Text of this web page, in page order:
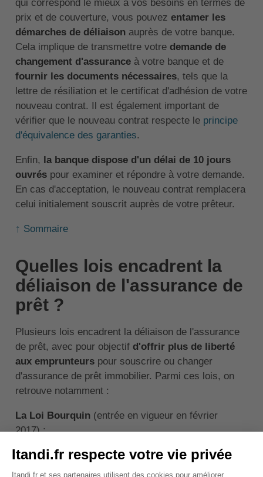
qui correspond le mieux à vos besoins en termes de
prix et de couverture, vous pouvez entamer les
démarches de déliaisonauprès de votre banque.
Cela implique de transmettre votre demande de
changement d'assuranceà votre banque et de
fournir les documents nécessaires, tels que la
lettre de résiliation et le certificat d'adhésion de votre
nouveau contrat. Il est également important de
vérifier que le nouveau contrat respecte le principe
d'équivalence des garanties.
Enfin,
la banque dispose d'un délai de 10 jours
ouvrés pour examiner et répondre à votre demande.
En cas d'acceptation, le nouveau contrat remplacera
celui initialement souscrit auprès de votre prêteur.
↑ Sommaire
Quelles lois encadrent la
déliaison de l'assurance de
prêt ?
Plusieurs lois encadrent la déliaison de l'assurance
de prêt, avec pour objectif d'offrir plus de liberté
aux emprunteurspour souscrire ou changer
d'assurance de prêt immobilier. Parmi ces lois, on
retrouve notamment :
La Loi Bourquin(entrée en vigueur en février
2017) :
Autorise la résiliation de l'assurance emprunteur
à l'échéance annuelle.